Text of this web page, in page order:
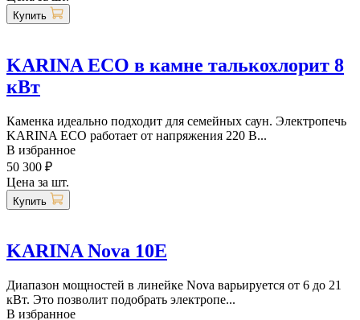
Купить
KARINA ECO в камне талькохлорит 8
кВт
Каменка идеально подходит для семейных саун. Электропечь
KARINA ECO работает от напряжения 220 В...
В избранное
50 300 ₽
Цена за шт.
Купить
KARINA Nova 10E
Диапазон мощностей в линейке Nova варьируется от 6 до 21
кВт. Это позволит подобрать электропе...
В избранное